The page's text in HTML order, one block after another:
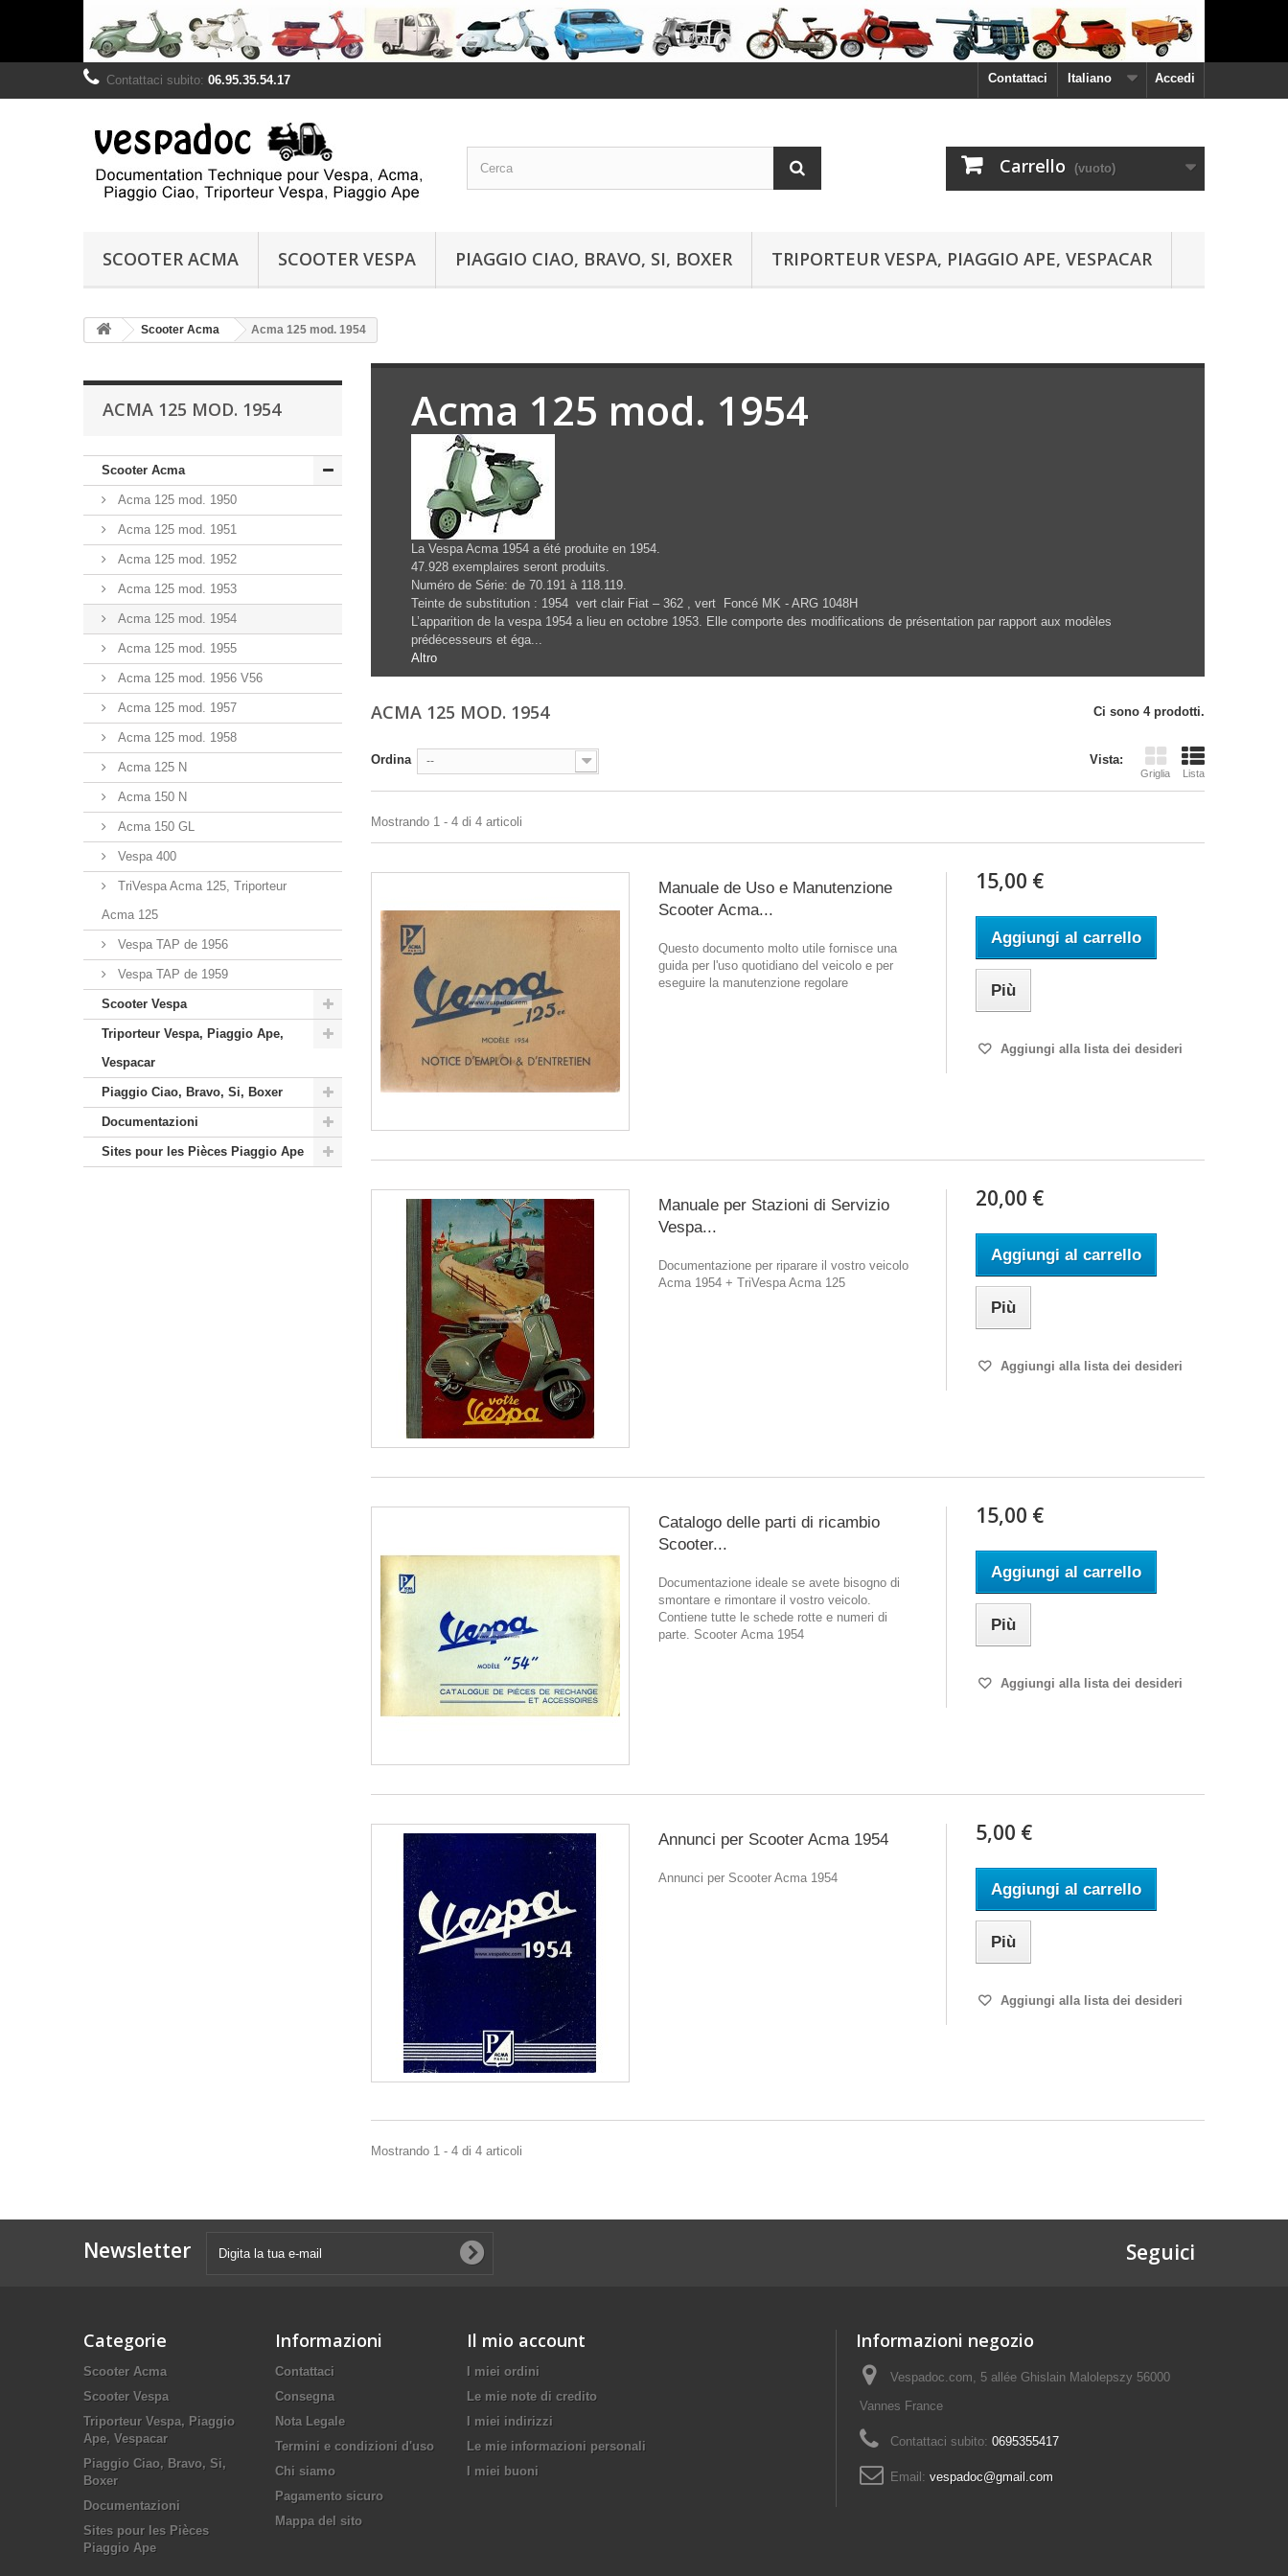
Accedi
Italiano
Contattaci
Contattaci subito: 06.95.35.54.17
Carrello (vuoto)
SCOOTER ACMA SCOOTER VESPA PIAGGIO CIAO, BRAVO, SI, BOXER TRIPORTEUR VESPA, PIAGGIO APE, VESPACAR
Scooter Acma Acma 125 mod. 1954
ACMA 125 MOD. 1954
Scooter Acma
Acma 125 mod. 1950
Acma 125 mod. 1951
Acma 125 mod. 1952
Acma 125 mod. 1953
Acma 125 mod. 1954
Acma 125 mod. 1955
Acma 125 mod. 1956 V56
Acma 125 mod. 1957
Acma 125 mod. 1958
Acma 125 N
Acma 150 N
Acma 150 GL
Vespa 400
TriVespa Acma 125, Triporteur
Acma 125
Vespa TAP de 1956
Vespa TAP de 1959
Scooter Vespa
Triporteur Vespa, Piaggio Ape,
Vespacar
Piaggio Ciao, Bravo, Si, Boxer
Documentazioni
Sites pour les Pièces Piaggio Ape
Acma 125 mod. 1954
La Vespa Acma 1954 a été produite en 1954.
47.928 exemplaires seront produits.
Numéro de Série: de 70.191 à 118.119.
Teinte de substitution : 1954 vert clair Fiat – 362 , vert Foncé MK - ARG 1048H
L’apparition de la vespa 1954 a lieu en octobre 1953. Elle comporte des modifications de présentation par rapport aux modèles
prédécesseurs et éga...
Altro
ACMA 125 MOD. 1954 Ci sono 4 prodotti.
Vista:
Griglia Lista
Ordina --
Mostrando 1 - 4 di 4 articoli
Manuale de Uso e Manutenzione
Scooter Acma...
Questo documento molto utile fornisce una
guida per l'uso quotidiano del veicolo e per
eseguire la manutenzione regolare
15,00 €
Aggiungi al carrello
Più
Aggiungi alla lista dei desideri
Manuale per Stazioni di Servizio
Vespa...
Documentazione per riparare il vostro veicolo
Acma 1954 + TriVespa Acma 125
20,00 €
Aggiungi al carrello
Più
Aggiungi alla lista dei desideri
Catalogo delle parti di ricambio
Scooter...
Documentazione ideale se avete bisogno di
smontare e rimontare il vostro veicolo.
Contiene tutte le schede rotte e numeri di
parte. Scooter Acma 1954
15,00 €
Aggiungi al carrello
Più
Aggiungi alla lista dei desideri
Annunci per Scooter Acma 1954
Annunci per Scooter Acma 1954
5,00 €
Aggiungi al carrello
Più
Aggiungi alla lista dei desideri
Mostrando 1 - 4 di 4 articoli
Newsletter Seguici
Categorie
Scooter Acma
Scooter Vespa
Triporteur Vespa, Piaggio
Ape, Vespacar
Piaggio Ciao, Bravo, Si,
Boxer
Documentazioni
Sites pour les Pièces
Piaggio Ape
Informazioni
Contattaci
Consegna
Nota Legale
Termini e condizioni d'uso
Chi siamo
Pagamento sicuro
Mappa del sito
Il mio account
I miei ordini
Le mie note di credito
I miei indirizzi
Le mie informazioni personali
I miei buoni
Informazioni negozio
Vespadoc.com, 5 allée Ghislain Malolepszy 56000
Vannes France
Contattaci subito: 0695355417
Email: vespadoc@gmail.com